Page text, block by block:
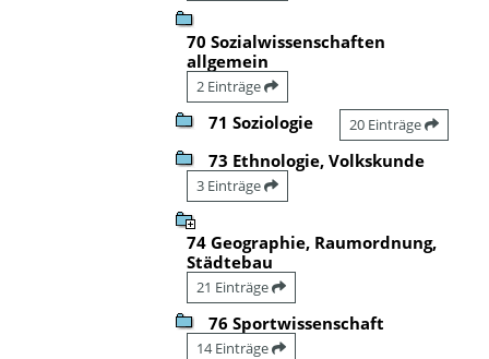
70 Sozialwissenschaften
allgemein
2 Einträge
71 Soziologie 20 Einträge
73 Ethnologie, Volkskunde
3 Einträge
74 Geographie, Raumordnung,
Städtebau
21 Einträge
76 Sportwissenschaft
14 Einträge